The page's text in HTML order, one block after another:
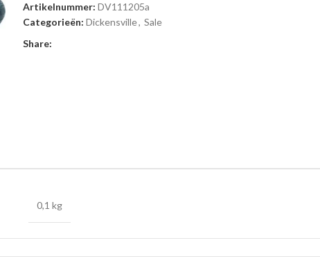
Artikelnummer: DV111205a
Categorieën: Dickensville, Sale
Share:
0,1 kg